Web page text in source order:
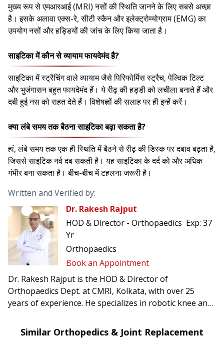
मुख्य रूप से एमआरआई (MRI) नसों की स्थिति जानने के लिए सबसे अच्छा
है। इसके अलावा एक्स-रे, सीटी स्कैन और इलेक्ट्रोम्योग्राम (EMG) का
उपयोग नसों और हड्डियों की जांच के लिए किया जाता है।
साइटिका में कौन से व्यायाम फायदेमंद है?
साइटिका में स्ट्रैचिंग वाले व्यायाम जैसे पिरिफोर्मिस स्ट्रैच, पेल्विक टिल्ट
और भुजंगासन बहुत फायदेमंद हैं। ये रीढ़ की हड्डी को लचीला बनाते हैं और
दबी हुई नस को राहत देते हैं। विशेषज्ञों की सलाह पर ही इन्हें करें।
क्या लंबे समय तक बैठना साइटिका बढ़ा सकता है?
हां, लंबे समय तक एक ही स्थिति में बैठने से रीढ़ की डिस्क पर दबाव बढ़ता है,
जिससे साइटिक नर्व दब सकती है। यह साइटिका के दर्द को और अधिक
गंभीर बना सकता है। बीच-बीच में टहलना जरूरी है।
Written and Verified by:
Dr. Rakesh Rajput
HOD & Director - Orthopaedics Exp: 37
Yr
Orthopaedics
Book an Appointment
Dr. Rakesh Rajput is the HOD & Director of
Orthopaedics Dept. at CMRI, Kolkata, with over 25
years of experience. He specializes in robotic knee and
care, and revision surgeries.
Similar Orthopedics & Joint Replacement